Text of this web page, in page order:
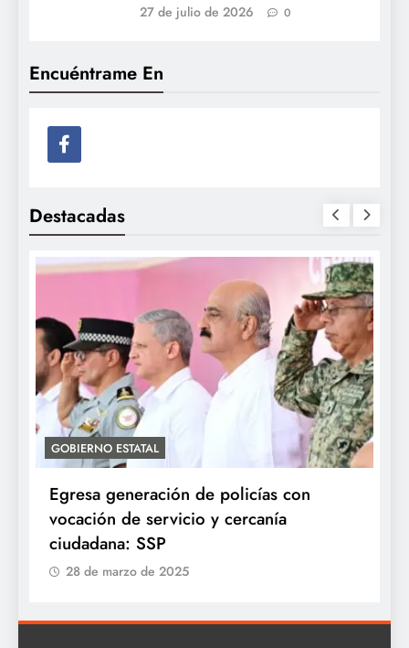
Encuéntrame En
Destacadas
GOBIERNO ESTATAL
Egresa generación de policías con
vocación de servicio y cercanía
ciudadana: SSP
28 de marzo de 2025
27 de julio de 2026
0